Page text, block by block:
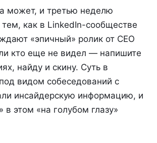
может, и третью неделю
как в LinkedIn-сообществе
«эпичный» ролик от CEO
кто еще не видел — напишите
найду и скину. Суть в
видом собеседований с
инсайдерскую информацию, и
в этом «на голубом глазу»